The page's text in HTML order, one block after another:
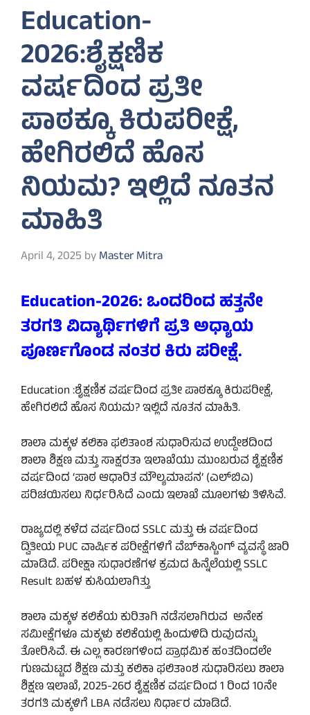
Education-
2026:ಶೈಕ್ಷಣಿಕ
ವರ್ಷದಿಂದ ಪ್ರತೀ
ಪಾಠಕ್ಕೂ ಕಿರುಪರೀಕ್ಷೆ,
ಹೇಗಿರಲಿದೆ ಹೊಸ
ನಿಯಮ? ಇಲ್ಲಿದೆ ನೂತನ
ಮಾಹಿತಿ
April 4, 2025 byMaster Mitra
Education-2026: ಒಂದರಿಂದ ಹತ್ತನೇ
ತರಗತಿ ವಿದ್ಯಾರ್ಥಿಗಳಿಗೆ ಪ್ರತಿ ಅಧ್ಯಾಯ
ಪೂರ್ಣಗೊಂಡ ನಂತರ ಕಿರು ಪರೀಕ್ಷೆ.
Education :ಶೈಕ್ಷಣಿಕ ವರ್ಷದಿಂದ ಪ್ರತೀ ಪಾಠಕ್ಕೂ ಕಿರುಪರೀಕ್ಷೆ,
ಹೇಗಿರಲಿದೆ ಹೊಸ ನಿಯಮ? ಇಲ್ಲಿದೆ ನೂತನ ಮಾಹಿತಿ.
ಶಾಲಾ ಮಕ್ಕಳ ಕಲಿಕಾ ಫಲಿತಾಂಶ ಸುಧಾರಿಸುವ ಉದ್ದೇಶದಿಂದ
ಶಾಲಾ ಶಿಕ್ಷಣ ಮತ್ತು ಸಾಕ್ಷರತಾ ಇಲಾಖೆಯು ಮುಂಬರುವ ಶೈಕ್ಷಣಿಕ
ವರ್ಷದಿಂದ ‘ಪಾಠ ಆಧಾರಿತ ಮೌಲ್ಯಮಾಪನ’ (ಎಲ್‌ಬಿಎ)
ಪರಿಚಯಿಸಲು ನಿರ್ಧರಿಸಿದೆ ಎಂದು ಇಲಾಖೆ ಮೂಲಗಳು ತಿಳಿಸಿವೆ.
ರಾಜ್ಯದಲ್ಲಿ ಕಳೆದ ವರ್ಷದಿಂದ SSLC ಮತ್ತು ಈ ವರ್ಷದಿಂದ
ದ್ವಿತೀಯ PUC ವಾರ್ಷಿಕ ಪರೀಕ್ಷೆಗಳಿಗೆ ವೆಬ್‌ಕಾಸ್ಟಿಂಗ್ ವ್ಯವಸ್ಥೆ ಜಾರಿ
ಮಾಡಿದೆ. ಪರೀಕ್ಷಾ ಸುಧಾರಣೆಗಳ ಕ್ರಮದ ಹಿನ್ನೆಲೆಯಲ್ಲಿ SSLC
Result ಬಹಳ ಕುಸಿಯಲಾಗಿತ್ತು
ಶಾಲಾ ಮಕ್ಕಳ ಕಲಿಕೆಯ ಕುರಿತಾಗಿ ನಡೆಸಲಾಗಿರುವ ಅನೇಕ
ಸಮೀಕ್ಷೆಗಳೂ ಮಕ್ಕಳು ಕಲಿಕೆಯಲ್ಲಿ ಹಿಂದುಳಿದಿ ರುವುದನ್ನು
ತೋರಿಸಿವೆ. ಈ ಎಲ್ಲ ಕಾರಣಗಳಿಂದ ಪ್ರಾಥಮಿಕ ಹಂತದಿಂದಲೇ
ಗುಣಮಟ್ಟದ ಶಿಕ್ಷಣ ಮತ್ತು ಕಲಿಕಾ ಫಲಿತಾಂಶ ಸುಧಾರಿಸಲು ಶಾಲಾ
ಶಿಕ್ಷಣ ಇಲಾಖೆ, 2025-26ರ ಶೈಕ್ಷಣಿಕ ವರ್ಷದಿಂದ 1 ರಿಂದ 10ನೇ
ತರಗತಿ ಮಕ್ಕಳಿಗೆ LBA ನಡೆಸಲು ನಿರ್ಧಾರ ಮಾಡಿದೆ.